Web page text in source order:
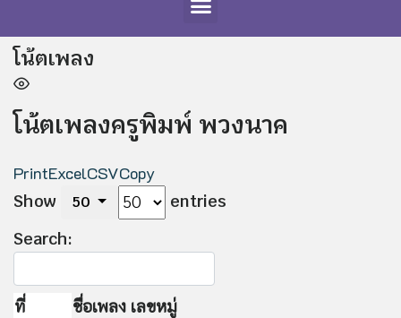
โน้ตเพลง
โน้ตเพลงครูพิมพ์ พวงนาค
PrintExcelCSVCopy
Show 50
entries
Search:
ที่ ชื่อเพลง เลขหมู่